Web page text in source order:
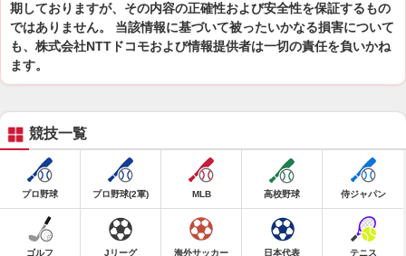
期しておりますが、その内容の正確性および安全性を保証するもの
ではありません。 当該情報に基づいて被ったいかなる損害について
も、株式会社NTTドコモおよび情報提供者は一切の責任を負いかね
ます。
競技一覧
プロ野球 プロ野球(2軍) MLB 高校野球 侍ジャパン
ゴルフ Jリーグ 海外サッカー 日本代表 テニス